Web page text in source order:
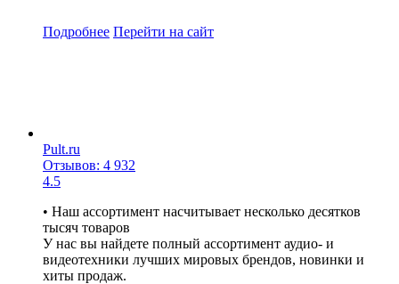
Подробнее Перейти на сайт
Pult.ru
Отзывов: 4 932
4.5
• Наш ассортимент насчитывает несколько десятков
тысяч товаров
У нас вы найдете полный ассортимент аудио- и
видеотехники лучших мировых брендов, новинки и
хиты продаж.